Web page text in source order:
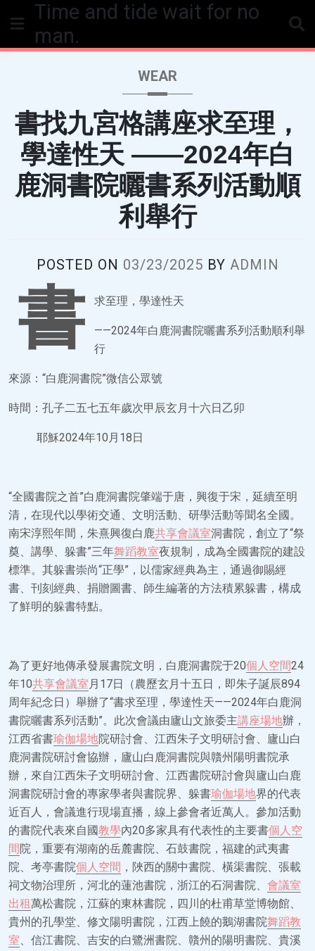
Time and tide wait for no
man.
WEAR
書找九宮格講座求至理，
學達性天 ——2024年白
鹿洞書院曬書系列活動順
利舉行
POSTED ON 03/23/2025 BY ADMIN
書 求至理，學達性天
——2024年白鹿洞書院曬書系列活動順利舉
行
來源：“白鹿洞書院”微信公眾號
時間：孔子二五七五年歲次甲辰玄月十六日乙卯
耶穌2024年10月18日
“全國書院之首”白鹿洞書院肇端于唐，興復于宋，延續至明
清，在現代以學術交通、文明活動、研學活動等聞名全國。
南宋淳熙年間，朱熹興復白鹿共享會議室洞書院，創立了“祭
奠、講學、躲書”三年舞蹈教室夜規制，成為全國書院的建設
標準。其躲書崇尚“正學”，以儒家經典為主，通過御賜經
書、刊刻經典、捐贈圖書、師生編著的方法積累躲書，構成
了鮮明的躲書特點。
為了更好地傳承發展書院文明，白鹿洞書院于20個人空間24
年10共享會議室 月17日（農歷玄月十五日，即朱子誕辰894
周年紀念日）舉辦了“書求至理，學達性天——2024年白鹿洞
書院曬書系列活動”。此次會議由廬山文旅委主講座場地辦，
江西省書瑜伽場地院研討會、江西朱子文明研討會、廬山白
鹿洞書院研討會協辦，廬山白鹿洞書院與贛州陽明書院承
辦，來自江西朱子文明研討會、江西書院研討會與廬山白鹿
洞書院研討會的專家學者與書院界、躲書瑜伽場地界的代表
近百人，會議進行現場直播，線上參會者近萬人。參加活動
的書院代表來自國教學內20多家具有代表性的主要書個人空
間院，重要有湖南的岳麓書院、石鼓書院，福建的武夷書
院、考亭書院個人空間 ，陜西的關中書院、橫渠書院、張載
祠文物治理所，河北的蓮池書院，浙江的石洞書院、 會議室
出租萬松書院，江蘇的東林書院，四川的杜甫草堂博物館、
貴州的孔學堂、修文陽明書院，江西上饒的鵝湖書院舞蹈教
室、信江書院、吉安的白鷺洲書院、贛州的陽明書院、貴溪